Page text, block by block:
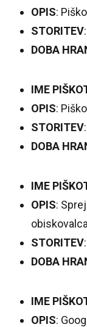
OPIS:
STORITEV
DOBA
IME
OPIS:
STORITEV
DOBA
IME
OPIS:
STORITEV
DOBA
IME
OPIS: